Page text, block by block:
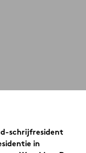
schrijfresident
in